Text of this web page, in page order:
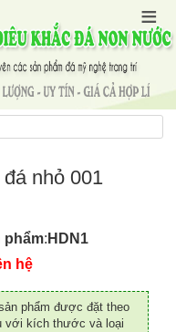
nhỏ 001
phẩm: HDN1
hệ
phẩm được đặt theo
với kích thước và loại